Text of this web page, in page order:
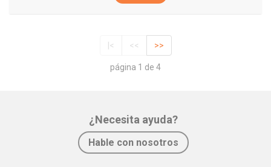
|< << >>
página 1 de 4
¿Necesita ayuda?
Hable con nosotros